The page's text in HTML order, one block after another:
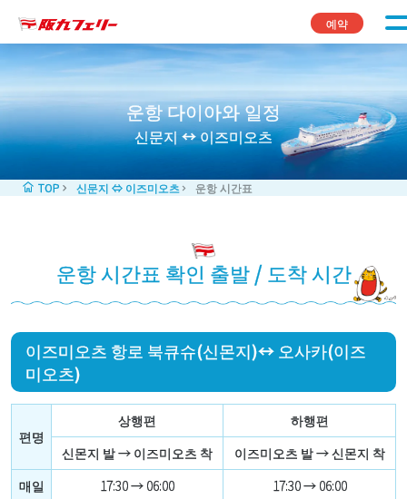
예약
운항 다이아와 일정
신문지 ↔ 이즈미오츠
TOP 신문지 ⇔ 이즈미오츠 운항 시간표
운항 시간표 확인 출발 / 도착 시간
이즈미오츠 항로 북큐슈(신몬지)↔ 오사카(이즈
미오츠)
편명
상행편
하행편
신몬지 발 → 이즈미오츠 착
이즈미오츠 발 → 신몬지 착
매일
17:30 → 06:00 17:30 → 06:00